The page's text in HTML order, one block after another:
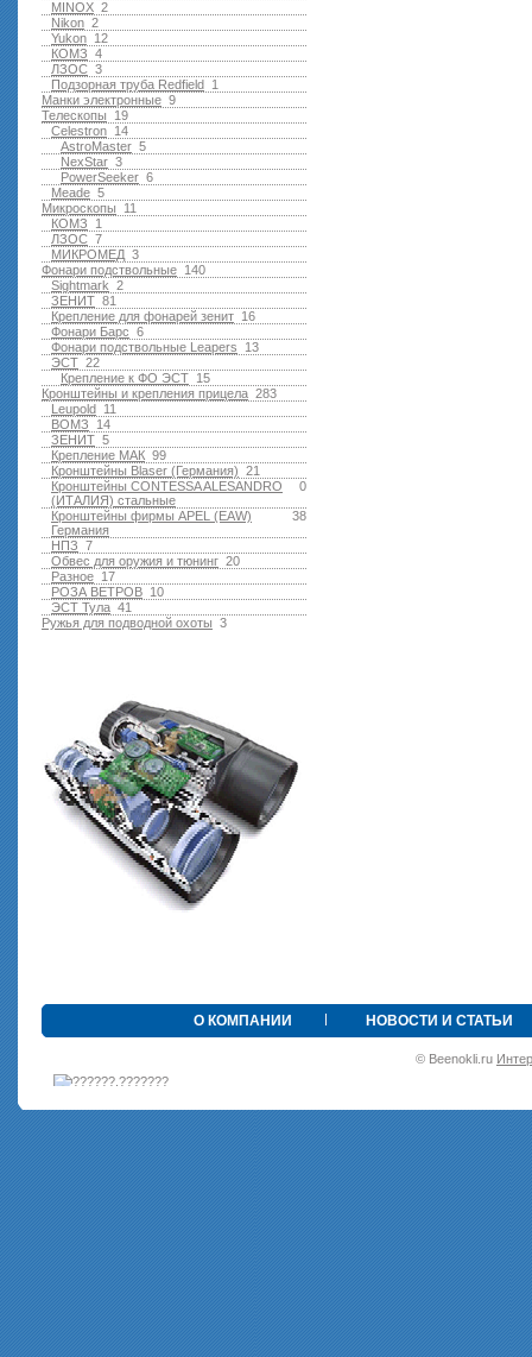
2
MINOX
2
Nikon
12
Yukon
4
КОМЗ
3
ЛЗОС
1
Подзорная труба Redfield
9
Манки электронные
19
Телескопы
14
Celestron
5
AstroMaster
3
NexStar
6
PowerSeeker
5
Meade
11
Микроскопы
1
КОМЗ
7
ЛЗОС
3
МИКРОМЕД
140
Фонари подствольные
2
Sightmark
81
ЗЕНИТ
16
Крепление для фонарей зенит
6
Фонари Барс
13
Фонари подствольные Leapers
22
ЭСТ
15
Крепление к ФО ЭСТ
283
Кронштейны и крепления прицела
11
Leupold
14
ВОМЗ
5
ЗЕНИТ
99
Крепление МАК
21
Кронштейны Blaser (Германия)
0
Кронштейны CONTESSA ALESANDRO
(ИТАЛИЯ) стальные
38
Кронштейны фирмы APEL (EAW)
Германия
7
НПЗ
20
Обвес для оружия и тюнинг
17
Разное
10
РОЗА ВЕТРОВ
41
ЭСТ Тула
3
Ружья для подводной оxоты
О КОМПАНИИ НОВОСТИ И СТАТЬИ
© Beenokli.ru
•